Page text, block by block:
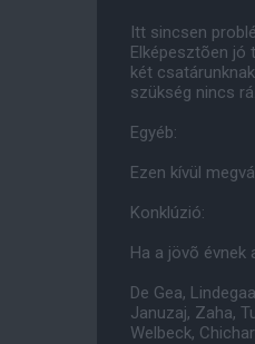
Itt sincsen
Elképesztõen jó
két
szükség nincs rá.
Egyéb:
Ezen kívül
Konklúzió:
Ha a jövõ évnek
De Gea,
Januzaj, Zaha,
Welbeck,